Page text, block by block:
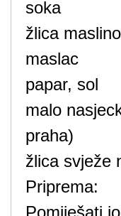
soka
žlica
maslac
papar, sol
malo
praha)
žlica svježe
Priprema:
Pomiješati